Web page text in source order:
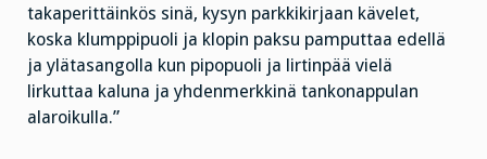
takaperittäinkös sinä, kysyn parkkikirjaan kävelet,
koska klumppipuoli ja klopin paksu pamputtaa edellä
ja ylätasangolla kun pipopuoli ja lirtinpää vielä
lirkuttaa kaluna ja yhdenmerkkinä tankonappulan
alaroikulla.”